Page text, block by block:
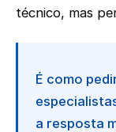
técnico, mas
É como
a resposta